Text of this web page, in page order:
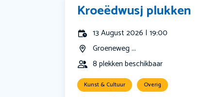
Kroeëdwusj plukken
13 August 2026 | 19:00
Groeneweg ...
8 plekken beschikbaar
Kunst & Cultuur Overig